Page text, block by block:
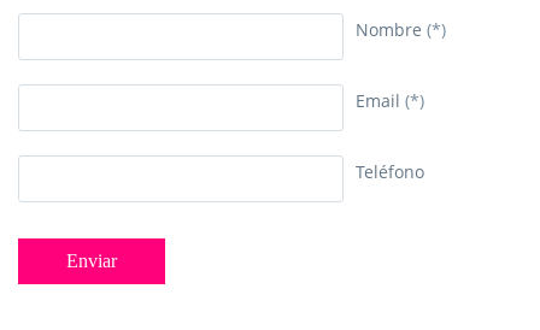
Nombre (*)
Email (*)
Teléfono